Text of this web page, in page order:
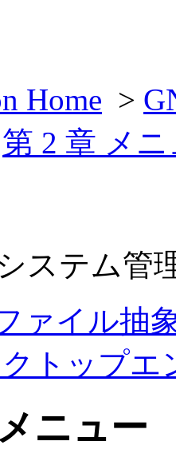
Home >
第 2 章 メ
ステム管
ァイル抽
トップエ
ニュー